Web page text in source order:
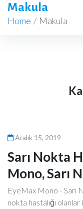
Makula
Home / Makula
Aralık 15, 2019
Sarı Nokta
Mono, Sarı
EyeMax Mono - Sarı
nokta hastalığı